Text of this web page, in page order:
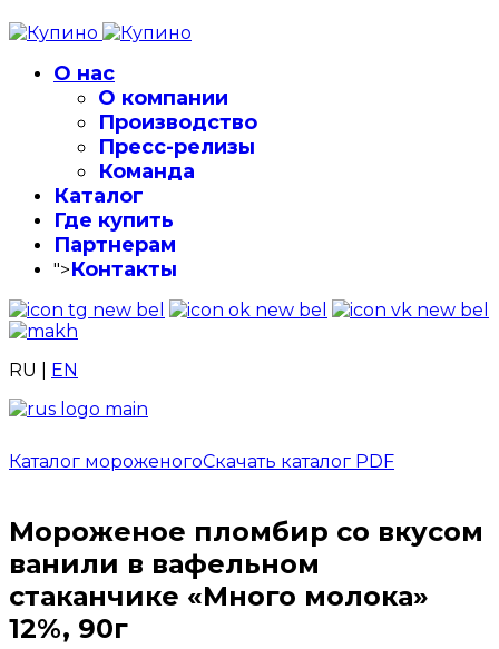
О нас
О компании
Производство
Пресс-релизы
Команда
Каталог
Где купить
Партнерам
">Контакты
RU EN
Каталог мороженогоСкачать каталог PDF
Мороженое пломбир со вкусом
ванили в вафельном
стаканчике «Много молока»
12%, 90г